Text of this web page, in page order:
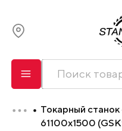
О
Токарный
61100х1500